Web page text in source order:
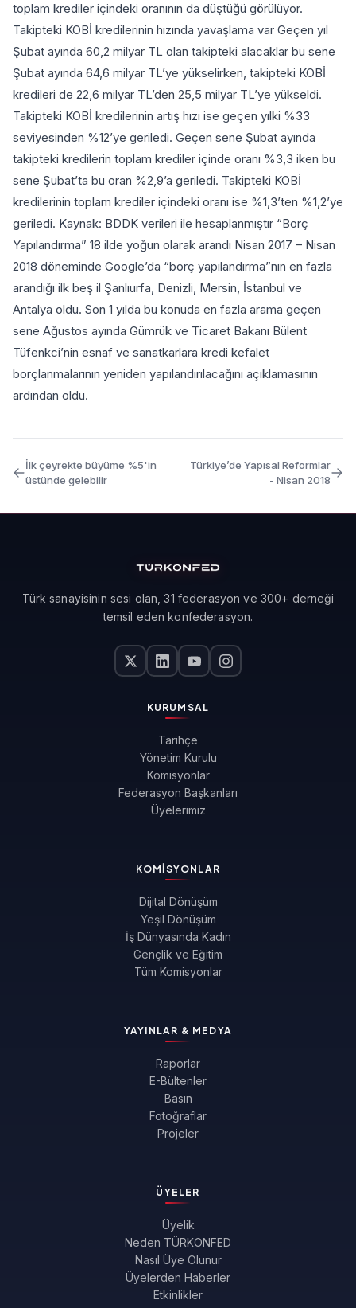
toplam krediler içindeki oranının da düştüğü görülüyor.
Takipteki KOBİ kredilerinin hızında yavaşlama var Geçen yıl
Şubat ayında 60,2 milyar TL olan takipteki alacaklar bu sene
Şubat ayında 64,6 milyar TL’ye yükselirken, takipteki KOBİ
kredileri de 22,6 milyar TL’den 25,5 milyar TL’ye yükseldi.
Takipteki KOBİ kredilerinin artış hızı ise geçen yılki %33
seviyesinden %12’ye geriledi. Geçen sene Şubat ayında
takipteki kredilerin toplam krediler içinde oranı %3,3 iken bu
sene Şubat’ta bu oran %2,9’a geriledi. Takipteki KOBİ
kredilerinin toplam krediler içindeki oranı ise %1,3’ten %1,2’ye
geriledi. Kaynak: BDDK verileri ile hesaplanmıştır “Borç
Yapılandırma” 18 ilde yoğun olarak arandı Nisan 2017 – Nisan
2018 döneminde Google’da “borç yapılandırma”nın en fazla
arandığı ilk beş il Şanlıurfa, Denizli, Mersin, İstanbul ve
Antalya oldu. Son 1 yılda bu konuda en fazla arama geçen
sene Ağustos ayında Gümrük ve Ticaret Bakanı Bülent
Tüfenkci’nin esnaf ve sanatkarlara kredi kefalet
borçlanmalarının yeniden yapılandırılacağını açıklamasının
ardından oldu.
İlk çeyrekte büyüme %5'in
üstünde gelebilir
Türkiye’de Yapısal Reformlar
- Nisan 2018
Türk sanayisinin sesi olan, 31 federasyon ve 300+ derneği
temsil eden konfederasyon.
KURUMSAL
Tarihçe
Yönetim Kurulu
Komisyonlar
Federasyon Başkanları
Üyelerimiz
KOMISYONLAR
Dijital Dönüşüm
Yeşil Dönüşüm
İş Dünyasında Kadın
Gençlik ve Eğitim
Tüm Komisyonlar
YAYINLAR & MEDYA
Raporlar
E-Bültenler
Basın
Fotoğraflar
Projeler
ÜYELER
Üyelik
Neden TÜRKONFED
Nasıl Üye Olunur
Üyelerden Haberler
Etkinlikler